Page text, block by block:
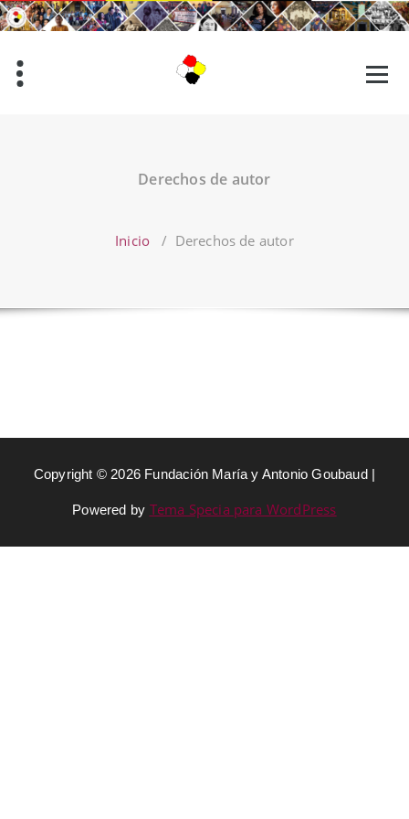
Saltar
al
Derechos de autor
Inicio / Derechos de autor
Copyright © 2026 Fundación María y Antonio Goubaud |
Powered by Tema Specia para WordPress